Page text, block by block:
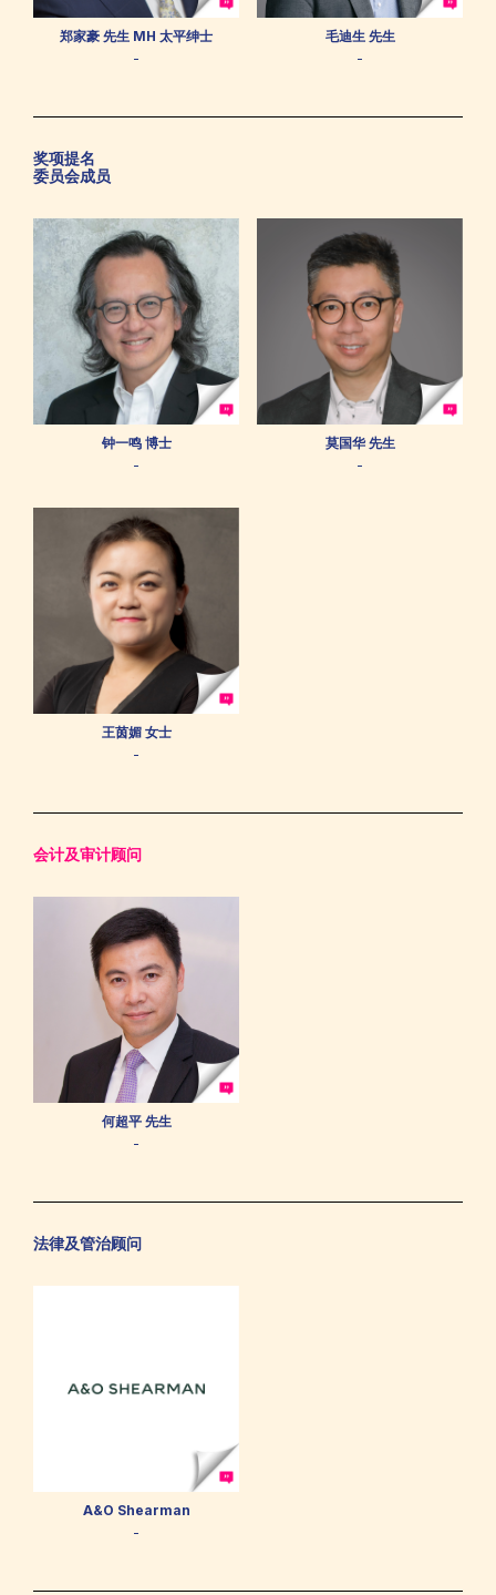
郑家豪 先生 MH 太平绅士
-
毛迪生 先生
-
奖项提名
委员会成员
钟一鸣 博士
-
莫国华 先生
-
王茵媚 女士
-
会计及审计顾问
何超平 先生
-
法律及管治顾问
A&O Shearman
-